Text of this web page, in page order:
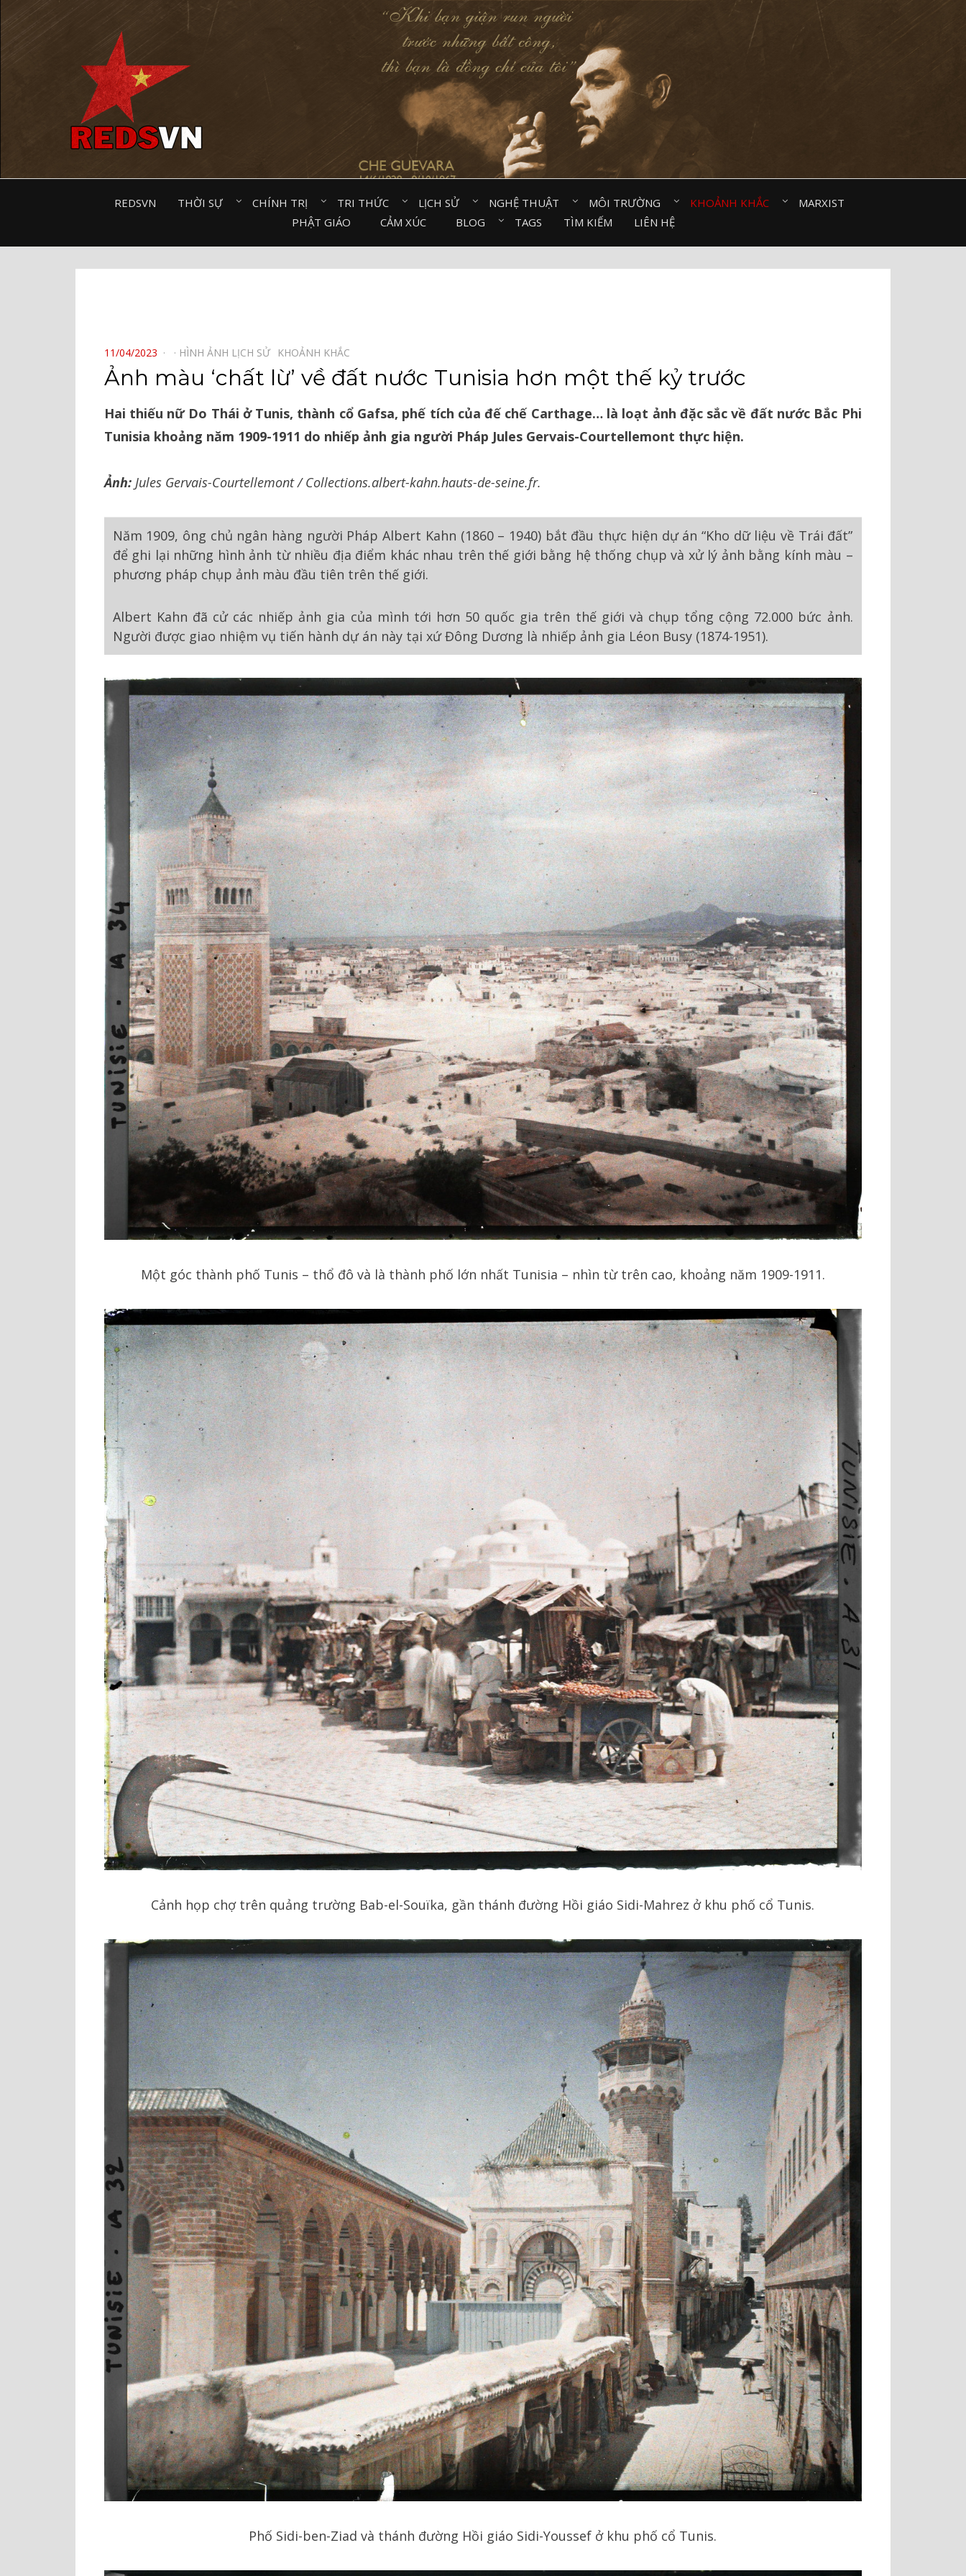
REDSVN THỜI SỰ⠀ CHÍNH TRỊ⠀ TRI THỨC⠀ LỊCH SỬ⠀ NGHỆ THUẬT⠀ MÔI TRƯỜNG⠀ KHOẢNH KHẮC⠀
MARXIST⠀
PHẬT GIÁO⠀
CẢM XÚC⠀ BLOG⠀ TAGS TÌM KIẾM LIÊN HỆ
POSTED
ON
11/04/2023 HÌNH ẢNH LỊCH SỬ⠀ KHOẢNH KHẮC⠀
Ảnh màu ‘chất lừ’ về đất nước Tunisia hơn một thế kỷ trước
Hai thiếu nữ Do Thái ở Tunis, thành cổ Gafsa, phế tích của đế chế Carthage… là loạt ảnh đặc sắc về đất nước Bắc Phi
Tunisia khoảng năm 1909-1911 do nhiếp ảnh gia người Pháp Jules Gervais-Courtellemont thực hiện.
Ảnh:Jules Gervais-Courtellemont / Collections.albert-kahn.hauts-de-seine.fr.
Năm 1909, ông chủ ngân hàng người Pháp Albert Kahn (1860 – 1940) bắt đầu thực hiện dự án “Kho dữ liệu về Trái đất”
để ghi lại những hình ảnh từ nhiều địa điểm khác nhau trên thế giới bằng hệ thống chụp và xử lý ảnh bằng kính màu –
phương pháp chụp ảnh màu đầu tiên trên thế giới.
Albert Kahn đã cử các nhiếp ảnh gia của mình tới hơn 50 quốc gia trên thế giới và chụp tổng cộng 72.000 bức ảnh.
Người được giao nhiệm vụ tiến hành dự án này tại xứ Đông Dương là nhiếp ảnh gia Léon Busy (1874-1951).
Một góc thành phố Tunis – thổ đô và là thành phố lớn nhất Tunisia – nhìn từ trên cao, khoảng năm 1909-1911.
Cảnh họp chợ trên quảng trường Bab-el-Souïka, gần thánh đường Hồi giáo Sidi-Mahrez ở khu phố cổ Tunis.
Phố Sidi-ben-Ziad và thánh đường Hồi giáo Sidi-Youssef ở khu phố cổ Tunis.